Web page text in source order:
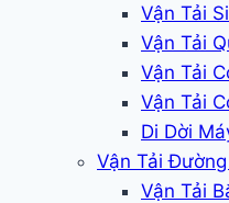
Vận Tải
Vận Tải
Vận Tải
Vận Tải
Di Dời
Vận Tải
Vận Tải